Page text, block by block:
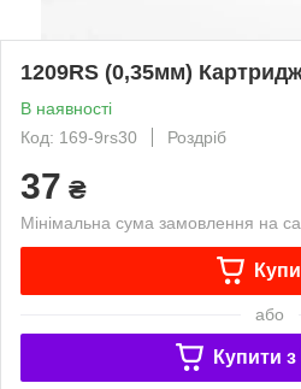
1209RS (0,35мм)
В наявності
Код: 169-9rs30
Роздріб
37 ₴
Мінімальна сума замовлення на
або
Купити з